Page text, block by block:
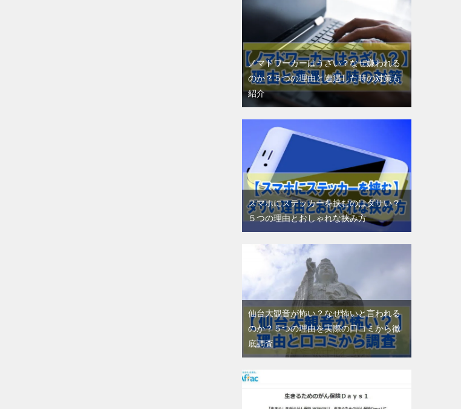
ノマドワーカーはうざい？なぜ嫌われる
のか？５つの理由と遭遇した時の対策も
紹介
スマホにステッカーを挟むのはダサい？
５つの理由とおしゃれな挟み方
仙台大観音が怖い？なぜ怖いと言われる
のか？５つの理由を実際の口コミから徹
底調査